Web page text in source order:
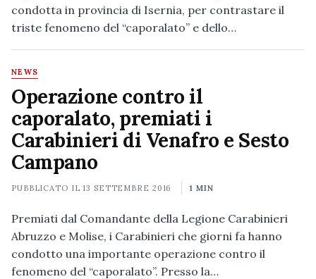
condotta in provincia di Isernia, per contrastare il
triste fenomeno del “caporalato” e dello…
NEWS
Operazione contro il
caporalato, premiati i
Carabinieri di Venafro e Sesto
Campano
PUBBLICATO IL13 SETTEMBRE 2016 1 MIN
Premiati dal Comandante della Legione Carabinieri
Abruzzo e Molise, i Carabinieri che giorni fa hanno
condotto una importante operazione contro il
fenomeno del “caporalato”. Presso la…